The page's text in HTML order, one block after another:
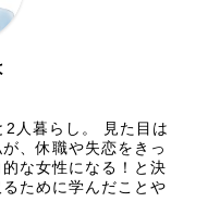
人暮らし。 見た目は
、休職や失恋をきっ
な女性になる！と決
ために学んだことや